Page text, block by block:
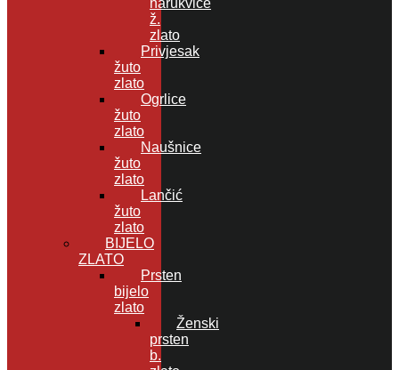
ž.
zlato
Privjesak
žuto
zlato
Ogrlice
žuto
zlato
Naušnice
žuto
zlato
Lančić
žuto
zlato
BIJELO
ZLATO
Prsten
bijelo
zlato
Ženski
prsten
b.